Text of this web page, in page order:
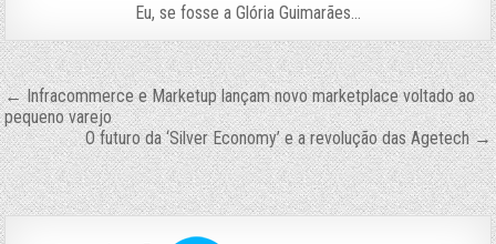
Eu, se fosse a Glória Guimarães…
Navegação
de
Post
← Infracommerce e Marketup lançam novo marketplace voltado ao
pequeno varejo
O futuro da ‘Silver Economy’ e a revolução das Agetech →